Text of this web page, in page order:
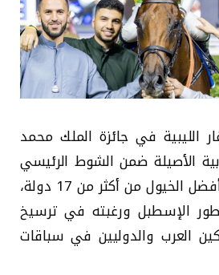
الليبية في جائزة الملك محمد
الأصيلة ضمن الشوط الرئيسي
الذي يجمع نخبة من أفضل الخيول من أكثر من 17 دولة،
الإسطبل ورغبته في ترسيخ
العرب والدوليين في سباقات